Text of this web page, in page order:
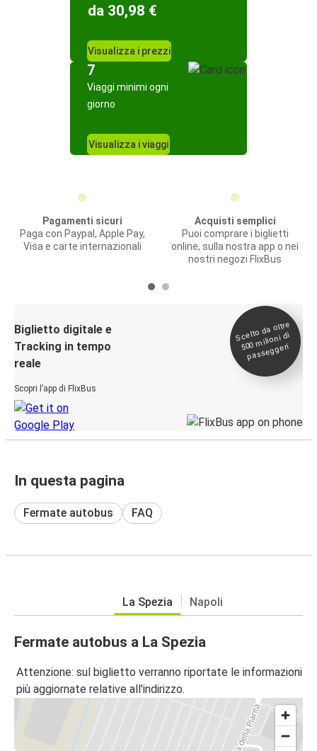
da 30,98 €
Visualizza i prezzi
7
Viaggi minimi ogni
giorno
Visualizza i viaggi
Pagamenti sicuri
Paga con Paypal, Apple Pay,
Visa e carte internazionali
Acquisti semplici
Puoi comprare i biglietti
online, sulla nostra app o nei
nostri negozi FlixBus
Biglietto digitale e
Tracking in tempo
reale
Scopri l’app di FlixBus
Scelto da oltre
500
milioni di
passeggeri
In questa pagina
Fermate autobus FAQ
La Spezia Napoli
Fermate autobus a La Spezia
Attenzione: sul biglietto verranno riportate le informazioni
più aggiornate relative all'indirizzo.